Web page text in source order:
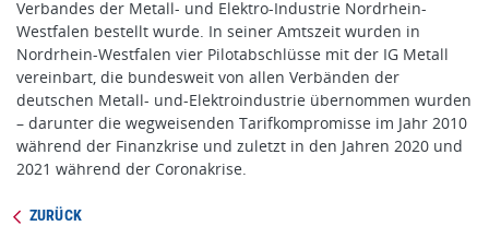
Verbandes der Metall- und Elektro-Industrie Nordrhein-
Westfalen bestellt wurde. In seiner Amtszeit wurden in
Nordrhein-Westfalen vier Pilotabschlüsse mit der IG Metall
vereinbart, die bundesweit von allen Verbänden der
deutschen Metall- und-Elektroindustrie übernommen wurden
– darunter die wegweisenden Tarifkompromisse im Jahr 2010
während der Finanzkrise und zuletzt in den Jahren 2020 und
2021 während der Coronakrise.
ZURÜCK